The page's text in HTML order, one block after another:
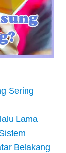
Sering
Lama
Belakang